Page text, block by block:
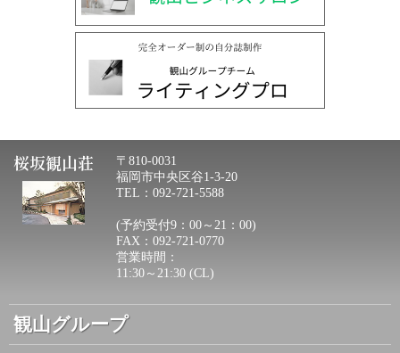
桜坂観山荘
〒810-0031
福岡市中央区谷1-3-20
TEL：092-721-5588
(予約受付9：00～21：00)
FAX：092-721-0770
営業時間：
11:30～21:30 (CL)
観山グループ